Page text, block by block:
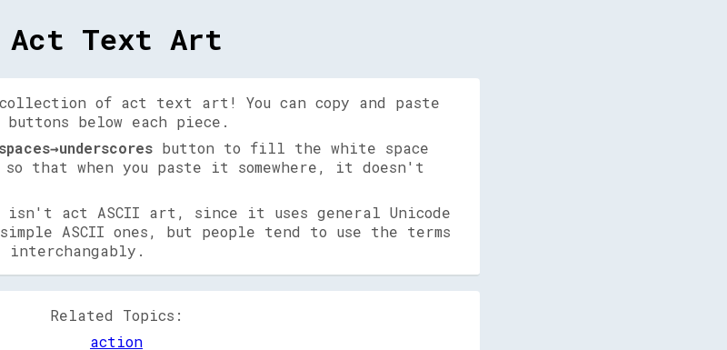
Act Text Art
of act text art! You can copy and paste
below each piece.
spaces→underscores button to fill the white space
that when you paste it somewhere, it doesn't
act ASCII art, since it uses general Unicode
ASCII ones, but people tend to use the terms
Related Topics:
action